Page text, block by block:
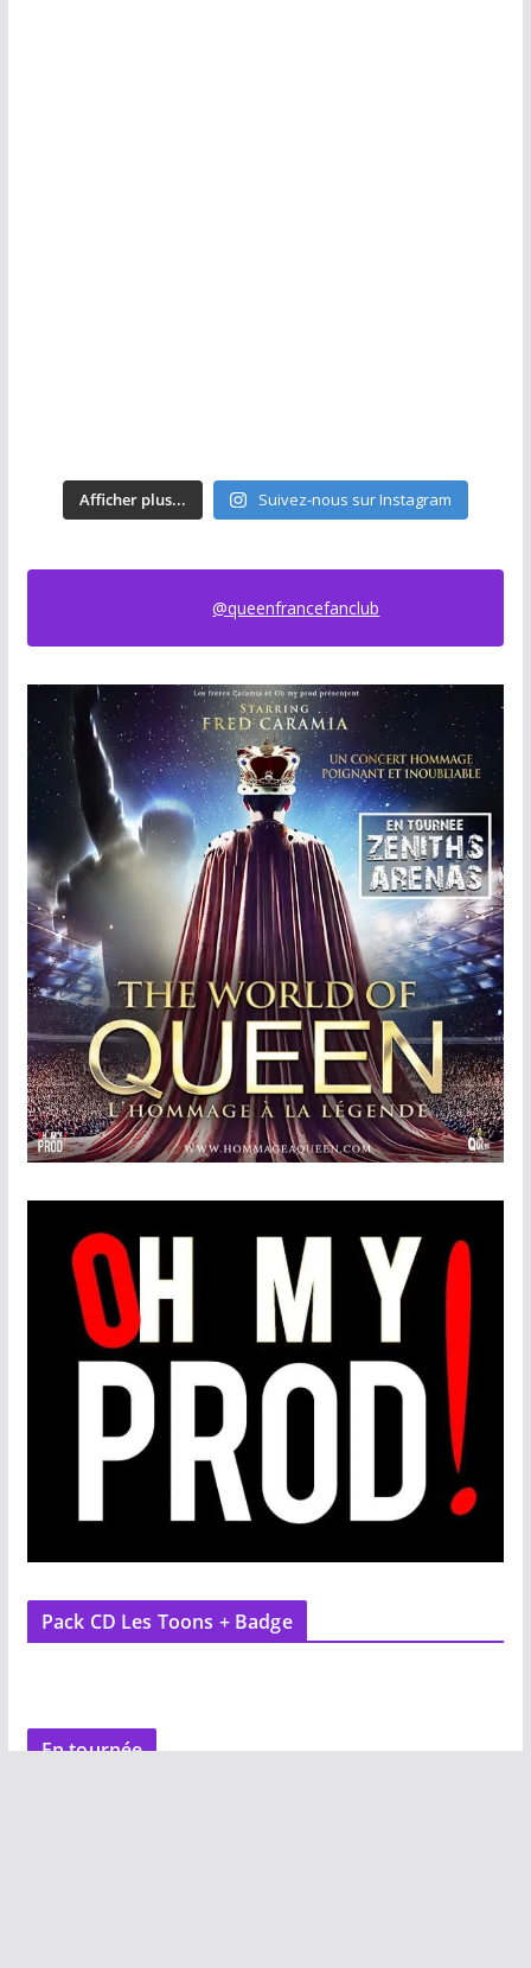
Afficher plus... Suivez-nous sur Instagram
@queenfrancefanclub
Pack CD Les Toons + Badge
En tournée